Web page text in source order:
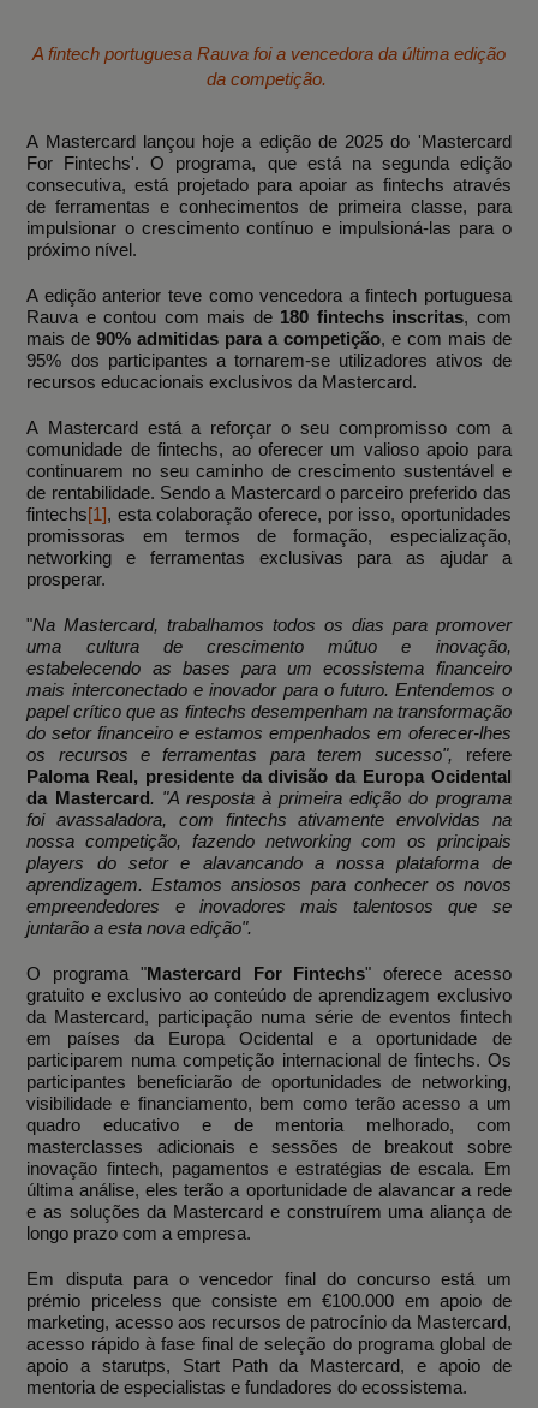
A fintech portuguesa Rauva foi a vencedora da última edição
da competição.
A Mastercard lançou hoje a edição de 2025 do 'Mastercard
For Fintechs'. O programa, que está na segunda edição
consecutiva, está projetado para apoiar as fintechs através
de ferramentas e conhecimentos de primeira classe, para
impulsionar o crescimento contínuo e impulsioná-las para o
próximo nível.
A edição anterior teve como vencedora a fintech portuguesa
Rauva e contou com mais de 180 fintechs inscritas, com
mais de90% admitidas para a competição, e com mais de
95% dos participantes a tornarem-se utilizadores ativos de
recursos educacionais exclusivos da Mastercard.
A Mastercard está a reforçar o seu compromisso com a
comunidade de fintechs, ao oferecer um valioso apoio para
continuarem no seu caminho de crescimento sustentável e
de rentabilidade. Sendo a Mastercard o parceiro preferido das
fintechs[1], esta colaboração oferece, por isso, oportunidades
promissoras em termos de formação, especialização,
networking e ferramentas exclusivas para as ajudar a
prosperar.
"Na Mastercard, trabalhamos todos os dias para promover
uma cultura de crescimento mútuo e inovação,
estabelecendo as bases para um ecossistema financeiro
mais interconectado e inovador para o futuro. Entendemos o
papel crítico que as fintechs desempenham na transformação
do setor financeiro e estamos empenhados em oferecer-lhes
os recursos e ferramentas para terem sucesso", refere
Paloma Real, presidente da divisão da Europa Ocidental
da Mastercard. "A resposta à primeira edição do programa
foi avassaladora, com fintechs ativamente envolvidas na
nossa competição, fazendo networking com os principais
players do setor e alavancando a nossa plataforma de
aprendizagem. Estamos ansiosos para conhecer os novos
empreendedores e inovadores mais talentosos que se
juntarão a esta nova edição".
O programa "Mastercard For Fintechs" oferece acesso
gratuito e exclusivo ao conteúdo de aprendizagem exclusivo
da Mastercard, participação numa série de eventos fintech
em países da Europa Ocidental e a oportunidade de
participarem numa competição internacional de fintechs. Os
participantes beneficiarão de oportunidades de networking,
visibilidade e financiamento, bem como terão acesso a um
quadro educativo e de mentoria melhorado, com
masterclasses adicionais e sessões de breakout sobre
inovação fintech, pagamentos e estratégias de escala. Em
última análise, eles terão a oportunidade de alavancar a rede
e as soluções da Mastercard e construírem uma aliança de
longo prazo com a empresa.
Em disputa para o vencedor final do concurso está um
prémio priceless que consiste em €100.000 em apoio de
marketing, acesso aos recursos de patrocínio da Mastercard,
acesso rápido à fase final de seleção do programa global de
apoio a starutps, Start Path da Mastercard, e apoio de
mentoria de especialistas e fundadores do ecossistema.